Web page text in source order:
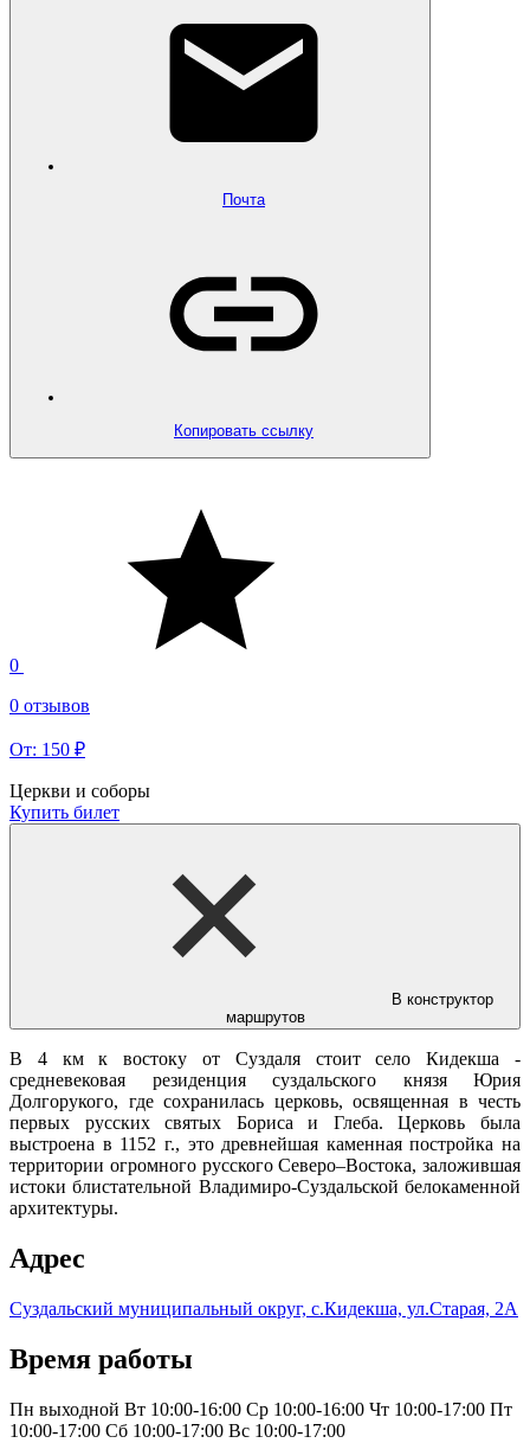
Почта
Копировать ссылку
0
0 отзывов
От: 150 ₽
Церкви и соборы
Купить билет
В конструктор
маршрутов
В 4 км к востоку от Суздаля стоит село Кидекша -
средневековая резиденция суздальского князя Юрия
Долгорукого, где сохранилась церковь, освященная в честь
первых русских святых Бориса и Глеба. Церковь была
выстроена в 1152 г., это древнейшая каменная постройка на
территории огромного русского Северо–Востока, заложившая
истоки блистательной Владимиро-Суздальской белокаменной
архитектуры.
Адрес
Суздальский муниципальный округ, с.Кидекша, ул.Старая, 2А
Время работы
Пн выходной Вт 10:00-16:00 Ср 10:00-16:00 Чт 10:00-17:00 Пт
10:00-17:00 Сб 10:00-17:00 Вс 10:00-17:00